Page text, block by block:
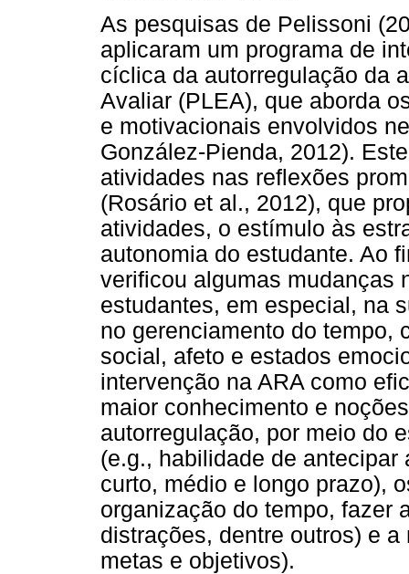
As pesquisas de Pelissoni
aplicaram um programa de
cíclica da autorregulação da
Avaliar (PLEA), que aborda
e motivacionais envolvidos
González-Pienda, 2012).
atividades nas reflexões
(Rosário et al., 2012), que
atividades, o estímulo às
autonomia do estudante. Ao
verificou algumas mudanças
estudantes, em especial, na
no gerenciamento do tempo,
social, afeto e estados
intervenção na ARA como
maior conhecimento e
autorregulação, por meio do
(e.g., habilidade de
curto, médio e longo prazo),
organização do tempo, fazer
distrações, dentre outros) e
metas e objetivos).